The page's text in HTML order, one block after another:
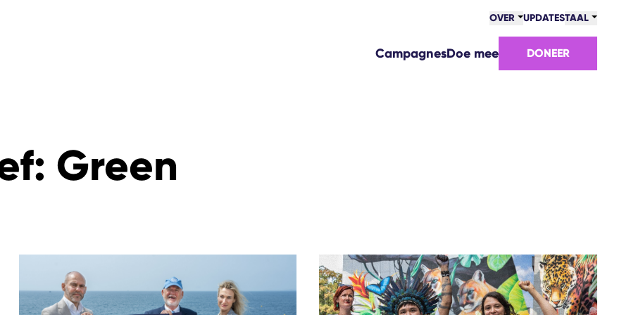
OVER UPDATESTAAL
CampagnesDoe mee DONEER
Green